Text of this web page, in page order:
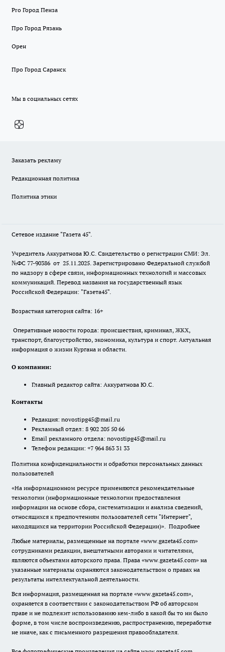
Pro Город Пенза
Про Город Рязань
Орен
Про Город Саранск
Мы в социальных сетях
Заказать рекламу
Редакционная политика
Политика этики
Сетевое издание "Газета 45".
Учредитель Аккуратнова Ю.С. Свидетельство о регистрации СМИ: Эл.
№ФС 77-90386 от 25.11.2025. Зарегистрировано Федеральной службой
по надзору в сфере связи, информационных технологий и массовых
коммуникаций. Перевод названия на государственный язык
Российской Федерации: "Газета45".
Возрастная категория сайта: 16+
Оперативные новости города: происшествия, криминал, ЖКХ,
транспорт, благоустройство, экономика, культура и спорт. Актуальная
информация о жизни Кургана и области.
О компании:
Главный редактор сайта: Аккуратнова Ю.С.
Контакты
Редакция: novostipg45@mail.ru
Рекламный отдел: 8 902 205 50 66
Email рекламного отдела: novostipg45@mail.ru
Телефон редакции: +7 964 863 31 33
Политика конфиденциальности и обработки персональных данных
пользователей
«На информационном ресурсе применяются рекомендательные
технологии (информационные технологии предоставления
информации на основе сбора, систематизации и анализа сведений,
относящихся к предпочтениям пользователей сети "Интернет",
находящихся на территории Российской Федерации)». Подробнее
Любые материалы, размещенные на портале «www.gazeta45.com»
сотрудниками редакции, внештатными авторами и читателями,
являются объектами авторского права. Права «www.gazeta45.com» на
указанные материалы охраняются законодательством о правах на
результаты интеллектуальной деятельности.
Вся информация, размещенная на портале «www.gazeta45.com»,
охраняется в соответствии с законодательством РФ об авторском
праве и не подлежит использованию кем-либо в какой бы то ни было
форме, в том числе воспроизведению, распространению, переработке
не иначе, как с письменного разрешения правообладателя.